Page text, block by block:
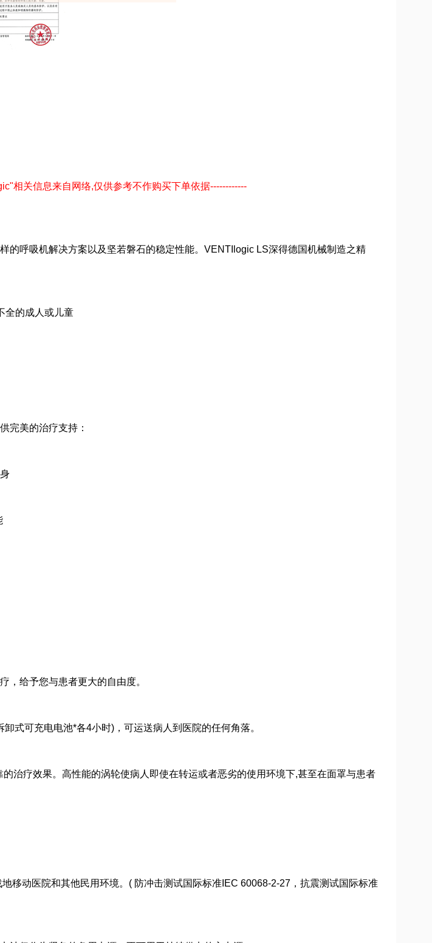
相关信息来自网络,仅供参考不作购买下单依据------------
的呼吸机解决方案以及坚若磐石的稳定性能。VENTIlogic LS深得德国机械制造之精
的成人或儿童
美的治疗支持：
给予您与患者更大的自由度。
可充电电池*各4小时)，可运送病人到医院的任何角落。
疗效果。高性能的涡轮使病人即使在转运或者恶劣的使用环境下,甚至在面罩与患者
动医院和其他民用环境。( 防冲击测试国际标准IEC 60068-2-27，抗震测试国际标准